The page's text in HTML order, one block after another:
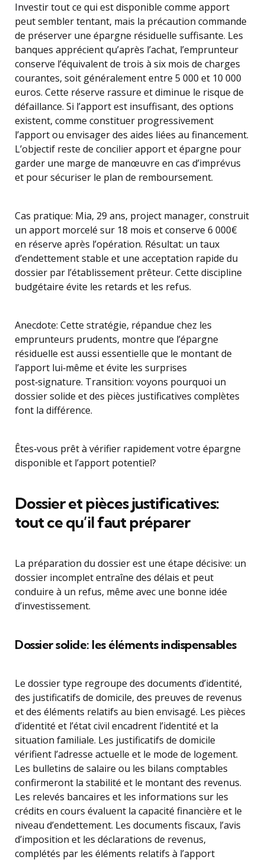
Investir tout ce qui est disponible comme apport
peut sembler tentant, mais la précaution commande
de préserver une épargne résiduelle suffisante. Les
banques apprécient qu’après l’achat, l’emprunteur
conserve l’équivalent de trois à six mois de charges
courantes, soit généralement entre 5 000 et 10 000
euros. Cette réserve rassure et diminue le risque de
défaillance. Si l’apport est insuffisant, des options
existent, comme constituer progressivement
l’apport ou envisager des aides liées au financement.
L’objectif reste de concilier apport et épargne pour
garder une marge de manœuvre en cas d’imprévus
et pour sécuriser le plan de remboursement.
Cas pratique: Mia, 29 ans, project manager, construit
un apport morcelé sur 18 mois et conserve 6 000€
en réserve après l’opération. Résultat: un taux
d’endettement stable et une acceptation rapide du
dossier par l’établissement prêteur. Cette discipline
budgétaire évite les retards et les refus.
Anecdote: Cette stratégie, répandue chez les
emprunteurs prudents, montre que l’épargne
résiduelle est aussi essentielle que le montant de
l’apport lui‑même et évite les surprises
post‑signature. Transition: voyons pourquoi un
dossier solide et des pièces justificatives complètes
font la différence.
Êtes‑vous prêt à vérifier rapidement votre épargne
disponible et l’apport potentiel?
Dossier et pièces justificatives:
tout ce qu’il faut préparer
La préparation du dossier est une étape décisive: un
dossier incomplet entraîne des délais et peut
conduire à un refus, même avec une bonne idée
d’investissement.
Dossier solide: les éléments indispensables
Le dossier type regroupe des documents d’identité,
des justificatifs de domicile, des preuves de revenus
et des éléments relatifs au bien envisagé. Les pièces
d’identité et l’état civil encadrent l’identité et la
situation familiale. Les justificatifs de domicile
vérifient l’adresse actuelle et le mode de logement.
Les bulletins de salaire ou les bilans comptables
confirmeront la stabilité et le montant des revenus.
Les relevés bancaires et les informations sur les
crédits en cours évaluent la capacité financière et le
niveau d’endettement. Les documents fiscaux, l’avis
d’imposition et les déclarations de revenus,
complétés par les éléments relatifs à l’apport